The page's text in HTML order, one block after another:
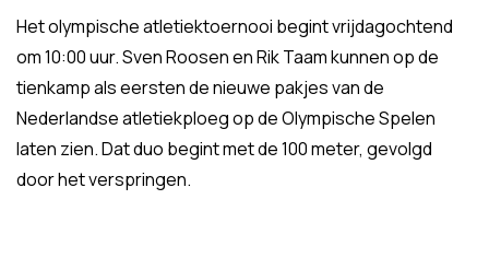
Het olympische atletiektoernooi begint vrijdagochtend
om 10:00 uur. Sven Roosen en Rik Taam kunnen op de
tienkamp als eersten de nieuwe pakjes van de
Nederlandse atletiekploeg op de Olympische Spelen
laten zien. Dat duo begint met de 100 meter, gevolgd
door het verspringen.